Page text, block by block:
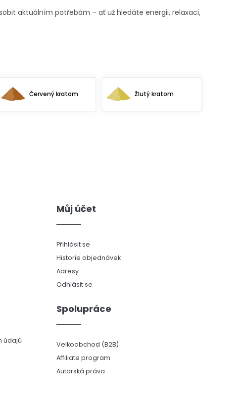
aktuálním potřebám – ať už hledáte energii, relaxaci,
Červený kratom Žlutý kratom
údajů
Můj účet
Přihlásit se
Historie objednávek
Adresy
Odhlásit se
Spolupráce
Velkoobchod (B2B)
Affiliate program
Autorská práva